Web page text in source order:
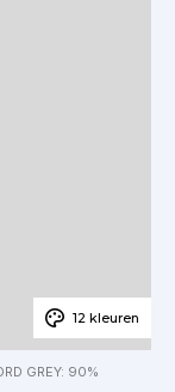
12 kleuren
GREY: 90%